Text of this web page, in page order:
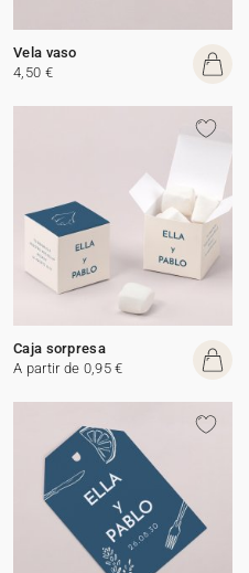
Vela vaso
4,50 €
Caja sorpresa
A partir de 0,95 €